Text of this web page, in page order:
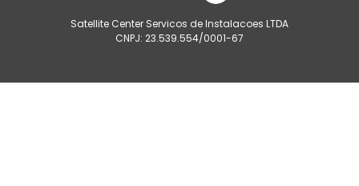
Satellite Center Servicos de Instalacoes LTDA
CNPJ: 23.539.554/0001-67